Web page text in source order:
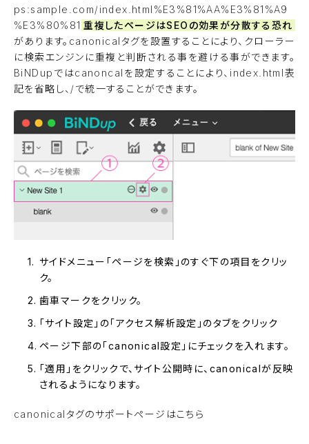
ps:sample.com/index.html%E3%81%AA%E3%81%A9
%E3%80%81 重複したページはSEOの効果が分散する恐れ
があります。canonicalタグを設置することにより、クローラー
に検索エンジンに重複と判断される事を避ける事ができます。
BiNDupではcanoncalを設定することにより、index.html表
記を省略し、/で統一することができます。
サイドメニュー「ページを検索」のすぐ下の項目をクリッ
ク。
歯車マークをクリック。
「サイト設定」の「アクセス解析設定」のタブをクリック
ページ下部の「canonical設定」にチェックを入れます。
「適用」をクリックで、サイト公開時に、canonicalが反映
されるようになります。
canonicalタグのサポートページはこちら